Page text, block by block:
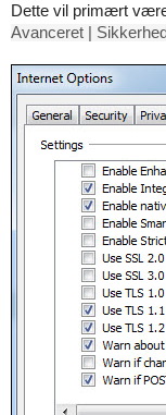
Dette vil primært
Avanceret | Sikkerhed